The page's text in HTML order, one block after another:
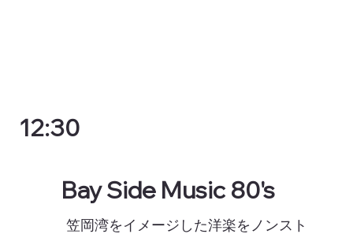
12:30
Bay Side Music 80's
笠岡湾をイメージした洋楽をノンスト